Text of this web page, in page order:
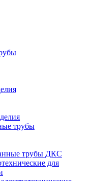
трубы
трубы ДКС
для